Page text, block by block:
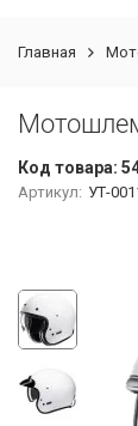
Главная
Код товара:
Артикул: УТ-